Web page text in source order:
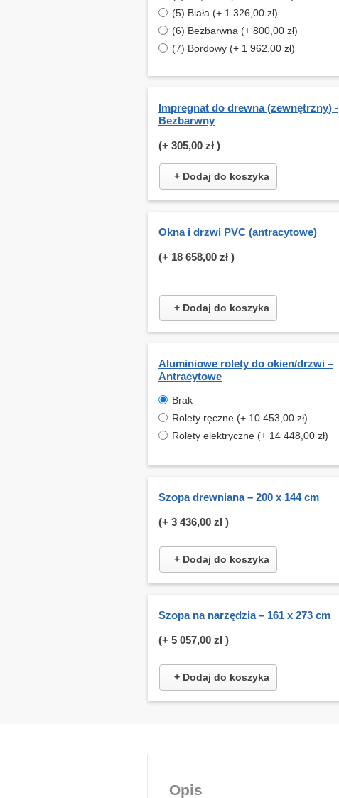
(5) Biała (+ 1 326,00 zł)
(6) Bezbarwna (+ 800,00 zł)
(7) Bordowy (+ 1 962,00 zł)
Impregnat do drewna (zewnętrzny) -
Bezbarwny
(+ 305,00 zł )
+ Dodaj do koszyka
Okna i drzwi PVC (antracytowe)
(+ 18 658,00 zł )
+ Dodaj do koszyka
Aluminiowe rolety do okien/drzwi –
Antracytowe
Brak
Rolety ręczne (+ 10 453,00 zł)
Rolety elektryczne (+ 14 448,00 zł)
Szopa drewniana – 200 x 144 cm
(+ 3 436,00 zł )
+ Dodaj do koszyka
Szopa na narzędzia – 161 x 273 cm
(+ 5 057,00 zł )
+ Dodaj do koszyka
Opis